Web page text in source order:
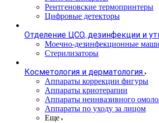
Рентгеновские термопринтеры
Цифровые детекторы
Отделение ЦСО, дезинфекции и
Моечно-дезинфекционные
Стерилизаторы
Косметология и дерматология
Аппараты коррекции фигуры
Аппараты криотерапии
Аппараты неинвазивного
Аппараты по уходу за лицом
Еще